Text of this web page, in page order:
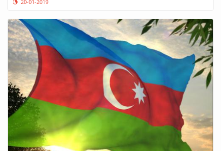
20-01-2019